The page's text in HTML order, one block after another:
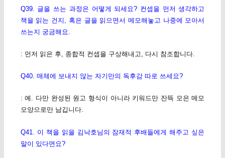
Q39. 글을 쓰는 과정은 어떻게 되세요? 컨셉을 먼저 생각하고
책을 읽는 건지, 혹은 글을 읽으면서 메모해놓고 나중에 모아서
쓰는지 궁금해요.
: 먼저 읽은 후, 종합적 컨셉을 구상해내고, 다시 참조합니다.
Q40. 매체에 보내지 않는 자기만의 독후감 따로 쓰세요?
: 예. 다만 완성된 원고 형식이 아니라 키워드만 잔뜩 모은 메모
모양으로만 남깁니다.
Q41. 이 책을 읽을 김낙호님의 잠재적 후배들에게 해주고 싶은
말이 있다면요?